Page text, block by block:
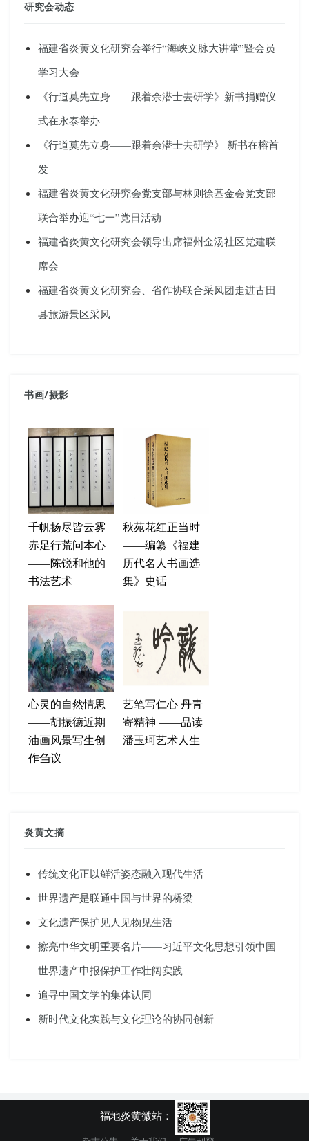
研究会动态
福建省炎黄文化研究会举行“海峡文脉大讲堂”暨会员
学习大会
《行道莫先立身——跟着余潜士去研学》新书捐赠仪
式在永泰举办
《行道莫先立身——跟着余潜士去研学》 新书在榕首
发
福建省炎黄文化研究会党支部与林则徐基金会党支部
联合举办迎“七一”党日活动
福建省炎黄文化研究会领导出席福州金汤社区党建联
席会
福建省炎黄文化研究会、省作协联合采风团走进古田
县旅游景区采风
书画/摄影
千帆扬尽皆云雾
赤足行荒问本心
——陈锐和他的
书法艺术
秋苑花红正当时
——编纂《福建
历代名人书画选
集》史话
心灵的自然情思
——胡振德近期
油画风景写生创
作刍议
艺笔写仁心 丹青
寄精神 ——品读
潘玉珂艺术人生
炎黄文摘
传统文化正以鲜活姿态融入现代生活
世界遗产是联通中国与世界的桥梁
文化遗产保护见人见物见生活
擦亮中华文明重要名片——习近平文化思想引领中国
世界遗产申报保护工作壮阔实践
追寻中国文学的集体认同
新时代文化实践与文化理论的协同创新
福地炎黄微站：